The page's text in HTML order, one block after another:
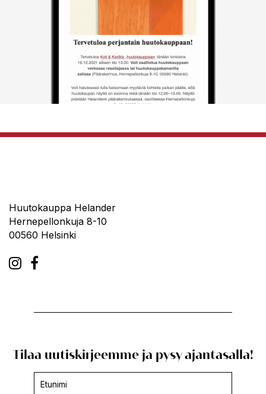
Huutokauppa Helander
Hernepellonkuja 8-10
00560 Helsinki
Tilaa uutiskirjeemme ja pysy ajantasalla!
Uutiskirjeen